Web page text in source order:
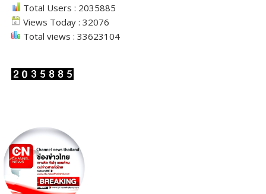
Total Users : 2035885
Views Today : 32076
Total views : 33623104